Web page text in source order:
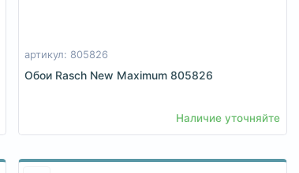
артикул: 805826
Обои Rasch New Maximum 805826
Наличие уточняйте